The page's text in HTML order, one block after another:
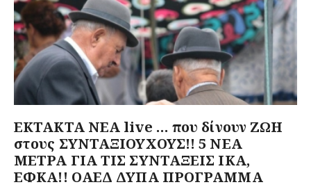
ΕΚΤΑΚΤΑ ΝΕΑ live … που δίνουν ΖΩΗ
στους ΣΥΝΤΑΞΙΟΥΧΟΥΣ!! 5 ΝΕΑ
ΜΕΤΡΑ ΓΙΑ ΤΙΣ ΣΥΝΤΑΞΕΙΣ ΙΚΑ,
ΕΦΚΑ!! ΟΑΕΔ ΔΥΠΑ ΠΡΟΓΡΑΜΜΑ